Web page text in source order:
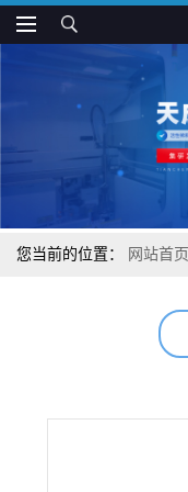
您当前的位置： 网站首页